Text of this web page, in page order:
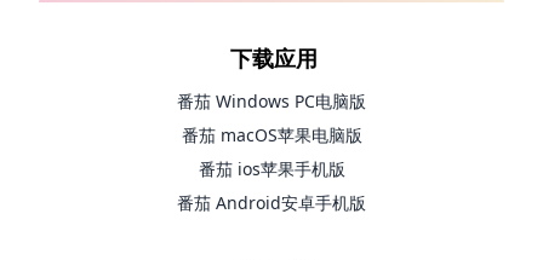
下载应用
番茄 Windows PC电脑版
番茄 macOS苹果电脑版
番茄 ios苹果手机版
番茄 Android安卓手机版